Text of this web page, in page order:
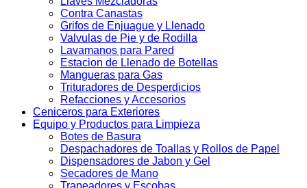
Contra Canastas
Grifos de Enjuague y Llenado
Valvulas de Pie y de Rodilla
Lavamanos para Pared
Estacion de Llenado de Botellas
Mangueras para Gas
Trituradores de Desperdicios
Refacciones y Accesorios
Ceniceros para Exteriores
Equipo y Productos para Limpieza
Botes de Basura
Despachadores de Toallas y Rollos de Papel
Dispensadores de Jabon y Gel
Secadores de Mano
Trapeadores y Escobas